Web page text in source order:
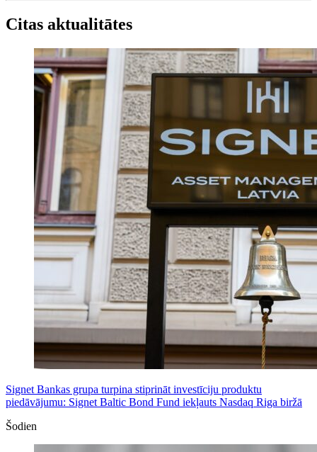
Citas aktualitātes
Signet Bankas grupa turpina stiprināt investīciju produktu
piedāvājumu: Signet Baltic Bond Fund iekļauts Nasdaq Riga biržā
Šodien